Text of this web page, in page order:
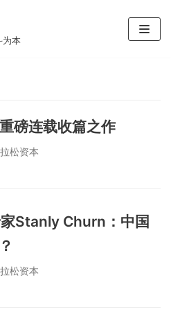
为本
磅连载收篇之作
松资本
Stanly Churn：中国
松资本